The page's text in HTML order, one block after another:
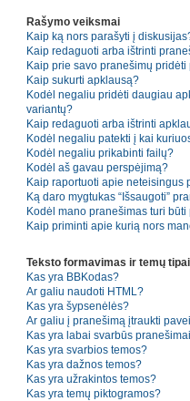
Rašymo veiksmai
Kaip ką nors parašyti į
Kaip redaguoti arba ištrinti
Kaip prie savo pranešimų pridėti
Kaip sukurti apklausą?
Kodėl negaliu pridėti daugiau
variantų?
Kaip redaguoti arba ištrinti
Kodėl negaliu patekti į kai
Kodėl negaliu prikabinti failų?
Kodėl aš gavau perspėjimą?
Kaip raportuoti apie neteisingus
Ką daro mygtukas “Išsaugoti”
Kodėl mano pranešimas turi būti
Kaip priminti apie kurią nors
Teksto formavimas ir temų tipai
Kas yra BBKodas?
Ar galiu naudoti HTML?
Kas yra šypsenėlės?
Ar galiu į pranešimą įtraukti
Kas yra labai svarbūs
Kas yra svarbios temos?
Kas yra dažnos temos?
Kas yra užrakintos temos?
Kas yra temų piktogramos?